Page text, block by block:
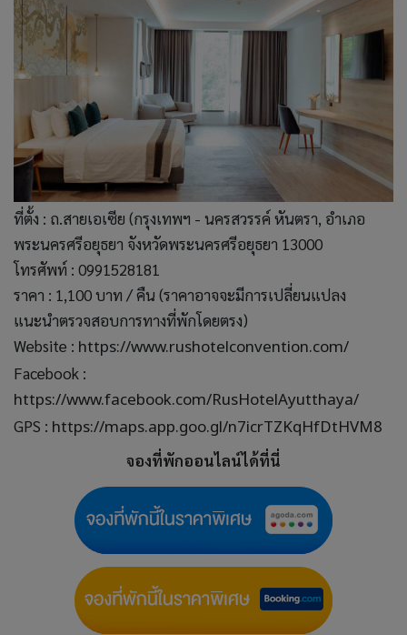
ที่ตั้ง : ถ.สายเอเซีย (กรุงเทพฯ - นครสวรรค์ หันตรา, อำเภอ
พระนครศรีอยุธยา จังหวัดพระนครศรีอยุธยา 13000
โทรศัพท์ : 0991528181
ราคา : 1,100 บาท / คืน (ราคาอาจจะมีการเปลี่ยนแปลง
แนะนำตรวจสอบการทางที่พักโดยตรง)
Website : https://www.rushotelconvention.com/
Facebook :
https://www.facebook.com/RusHotelAyutthaya/
GPS : https://maps.app.goo.gl/n7icrTZKqHfDtHVM8
จองที่พักออนไลน์ได้ที่นี่